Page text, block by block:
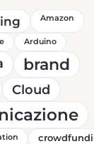
Amazon
Arduino
brand
Cloud